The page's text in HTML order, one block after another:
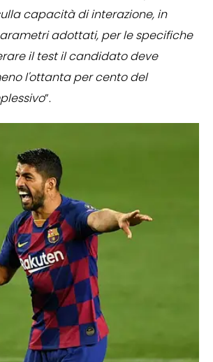
capacità di interazione, in
adottati, per le specifiche
il test il candidato deve
l'ottanta per cento del
”.